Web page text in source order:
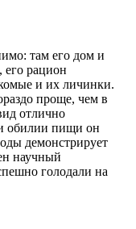
там его дом и
рацион
и их личинки.
проще, чем в
отлично
обилии пищи он
демонстрирует
научный
голодали на